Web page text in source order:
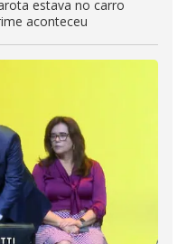
estava no carro
aconteceu